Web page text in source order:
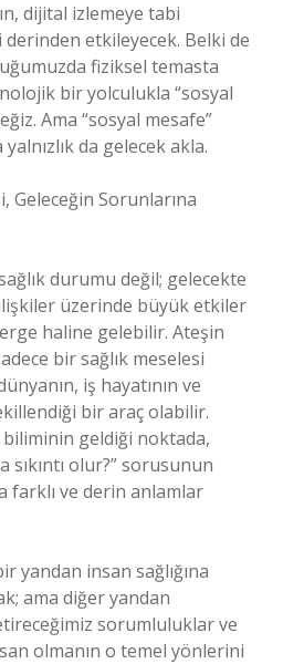
dijital izlemeye tabi
etkileyecek. Belki de
fiziksel temasta
bir yolculukla “sosyal
Ama “sosyal mesafe”
da gelecek akla.
Geleceğin Sorunlarına
durumu değil; gelecekte
üzerinde büyük etkiler
haline gelebilir. Ateşin
bir sağlık meselesi
iş hayatının ve
bir araç olabilir.
geldiği noktada,
sıkıntı olur?” sorusunun
farklı ve derin anlamlar
yandan insan sağlığına
ama diğer yandan
sorumluluklar ve
olmanın o temel yönlerini